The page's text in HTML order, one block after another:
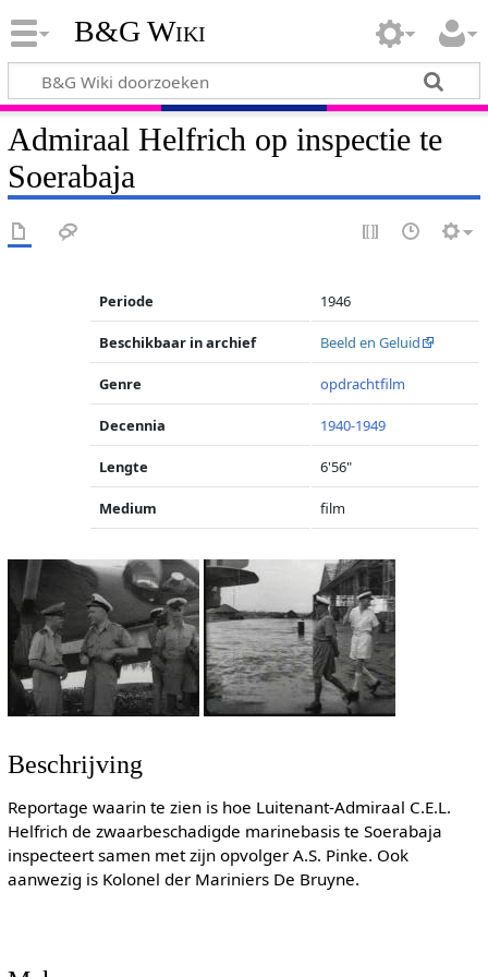
B&G Wiki
Admiraal Helfrich op inspectie te
Soerabaja
Periode 1946
Beschikbaar in archief Beeld en Geluid
Genre opdrachtfilm
Decennia 1940-1949
Lengte 6'56"
Medium film
Beschrijving
Reportage waarin te zien is hoe Luitenant-Admiraal C.E.L.
Helfrich de zwaarbeschadigde marinebasis te Soerabaja
inspecteert samen met zijn opvolger A.S. Pinke. Ook
aanwezig is Kolonel der Mariniers De Bruyne.